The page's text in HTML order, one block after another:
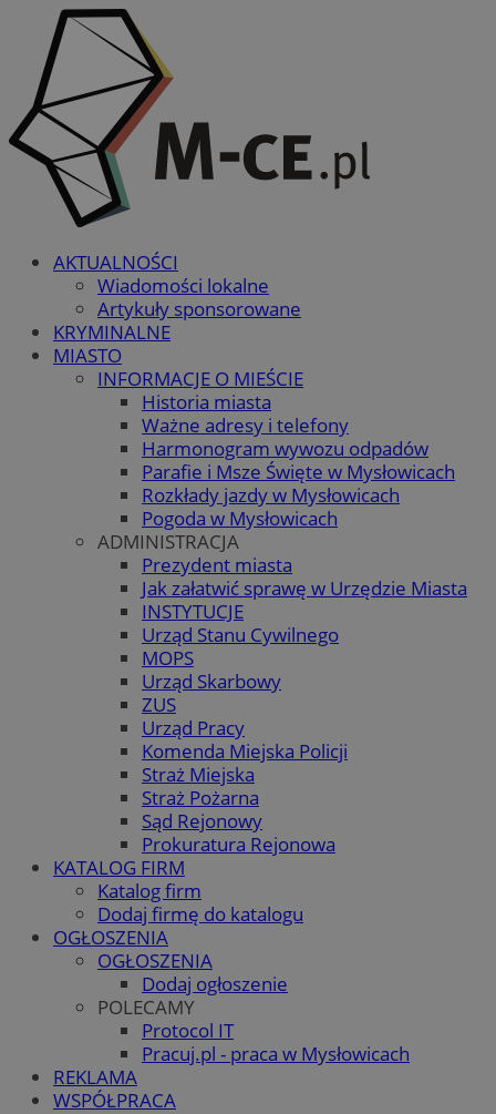
AKTUALNOŚCI
Wiadomości lokalne
Artykuły sponsorowane
KRYMINALNE
MIASTO
INFORMACJE O MIEŚCIE
Historia miasta
Ważne adresy i telefony
Harmonogram wywozu odpadów
Parafie i Msze Święte w Mysłowicach
Rozkłady jazdy w Mysłowicach
Pogoda w Mysłowicach
ADMINISTRACJA
Prezydent miasta
Jak załatwić sprawę w Urzędzie Miasta
INSTYTUCJE
Urząd Stanu Cywilnego
MOPS
Urząd Skarbowy
ZUS
Urząd Pracy
Komenda Miejska Policji
Straż Miejska
Straż Pożarna
Sąd Rejonowy
Prokuratura Rejonowa
KATALOG FIRM
Katalog firm
Dodaj firmę do katalogu
OGŁOSZENIA
OGŁOSZENIA
Dodaj ogłoszenie
POLECAMY
Protocol IT
Pracuj.pl - praca w Mysłowicach
REKLAMA
WSPÓŁPRACA